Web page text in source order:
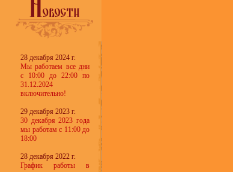
28 декабря 2024 г.
Мы работаем все дни
с 10:00 до 22:00 по
31.12.2024
включительно!
29 декабря 2023 г.
30 декабря 2023 года
мы работам с 11:00 до
18:00
28 декабря 2022 г.
График работы в